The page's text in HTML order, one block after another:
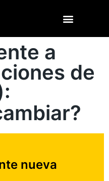
a
de
nueva